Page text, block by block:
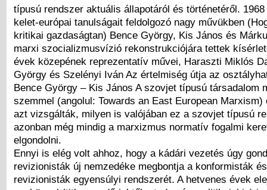
típusú rendszer aktuális állapotáról és történetéről.
kelet-európai tanulságait feldolgozó nagy művükben
kritikai gazdaságtan) Bence György, Kis János és
marxi szocializmusvízió rekonstrukciójára tettek
évek közepének reprezentatív művei, Haraszti Miklós
György és Szelényi Iván Az értelmiség útja az
Bence György – Kis János A szovjet típusú társadalom
szemmel (angolul: Towards an East European
azt vizsgálták, milyen is valójában ez a szovjet típusú
azonban még mindig a marxizmus normatív fogalmi
elgondolni.
Ennyi is elég volt ahhoz, hogy a kádári vezetés úgy
revizionisták új nemzedéke megbontja a konformisták
revizionisták egyensúlyi rendszerét. A hetvenes évek